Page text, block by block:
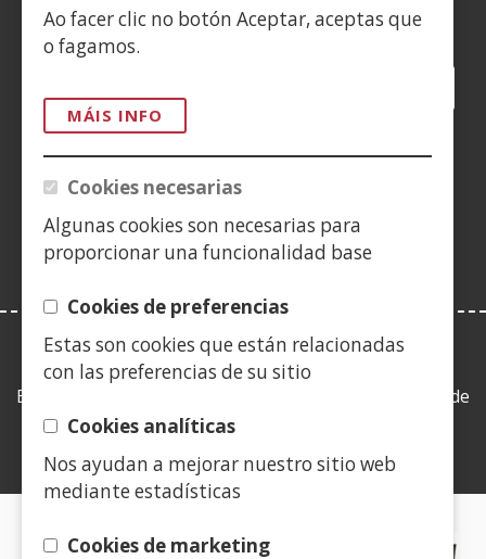
Ao facer clic no botón Aceptar, aceptas que
o fagamos.
MÁIS INFO
Cookies necesarias
Algunas cookies son necesarias para
proporcionar una funcionalidad base
Cookies de preferencias
Estas son cookies que están relacionadas
con las preferencias de su sitio
Cookies analíticas
Nos ayudan a mejorar nuestro sitio web
mediante estadísticas
Cookies de marketing
Siguenos en:
nunha
vent�
nova)
nunha
vent�
nova)
vent�
nova)vent�
nova)
nova)nova)
nunha
nova)
(Abrir
LEY DE TRANSPARENCIA
Esta web se ajusta a lo establecido en la Ley 19/2013, de
9 de diciembre, de transparencia, acceso a la
CERTIFICADOS DE CALIDAD